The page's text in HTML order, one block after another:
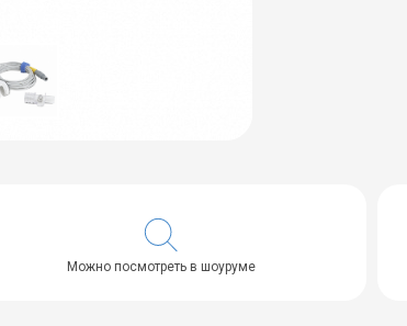
Можно посмотреть в шоуруме